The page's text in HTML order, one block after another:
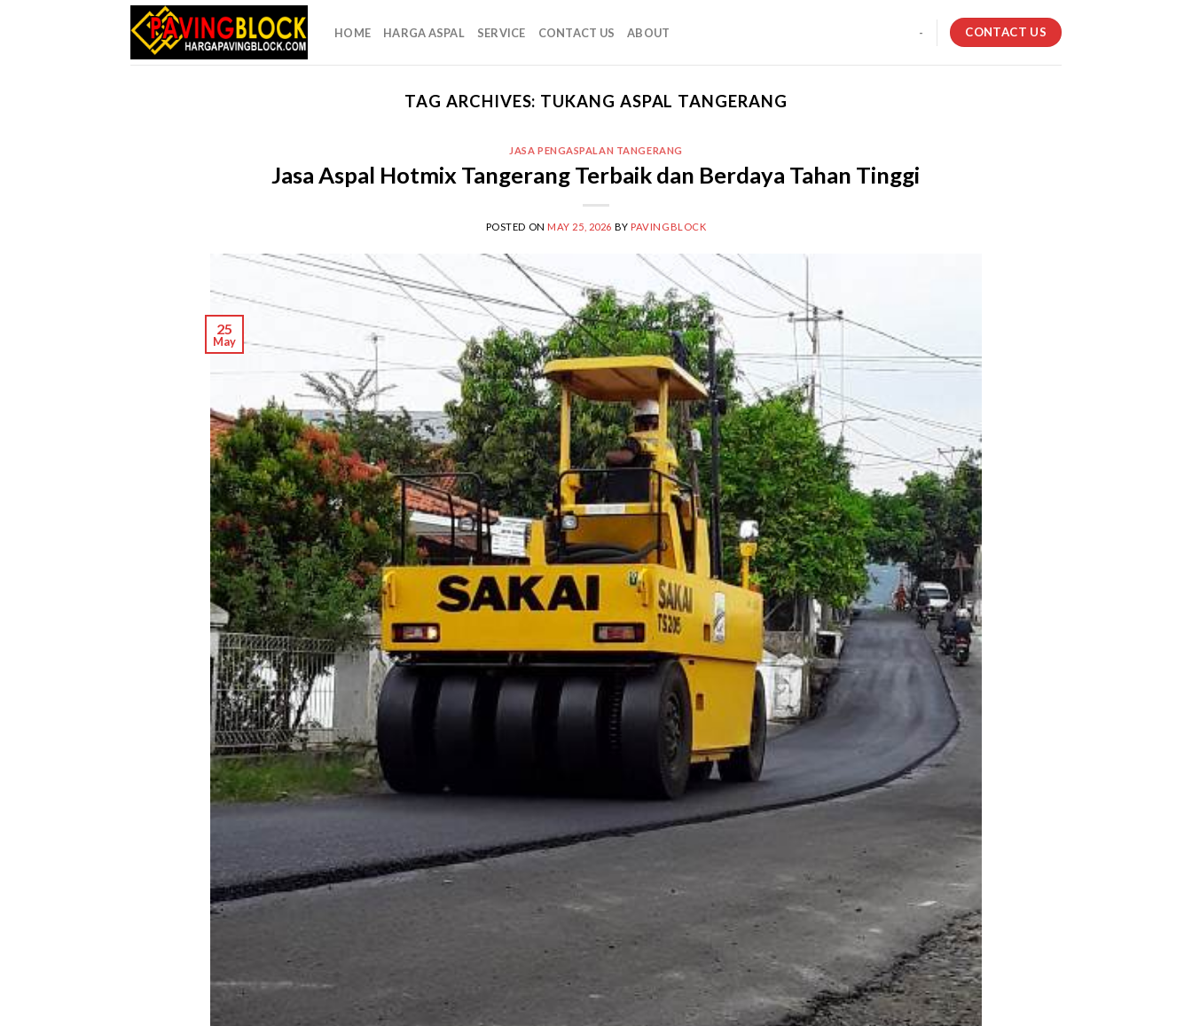
HOME HARGA ASPAL SERVICE CONTACT US ABOUT - CONTACT US
TAG ARCHIVES: TUKANG ASPAL TANGERANG
JASA PENGASPALAN TANGERANG
Jasa Aspal Hotmix Tangerang Terbaik dan Berdaya Tahan Tinggi
POSTED ON MAY 25, 2026 BY PAVINGBLOCK
25
May